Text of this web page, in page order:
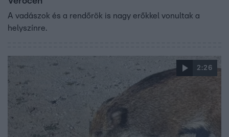
A vadászok és a rendőrök is nagy erőkkel vonultak a
helyszínre.
2:26